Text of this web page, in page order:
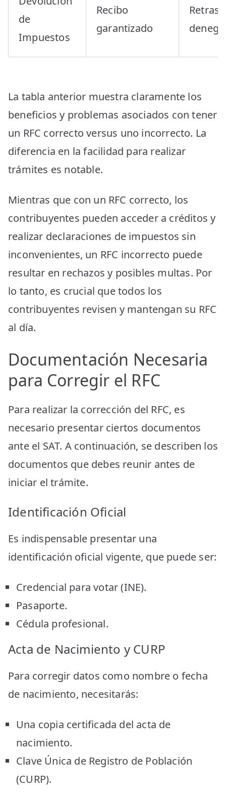
de
Impuestos
Recibo
garantizado
La tabla anterior muestra claramente los
beneficios y problemas asociados con tener
un RFC correcto versus uno incorrecto. La
diferencia en la facilidad para realizar
trámites es notable.
Mientras que con un RFC correcto, los
contribuyentes pueden acceder a créditos y
realizar declaraciones de impuestos sin
inconvenientes, un RFC incorrecto puede
resultar en rechazos y posibles multas. Por
lo tanto, es crucial que todos los
contribuyentes revisen y mantengan su RFC
al día.
Documentación Necesaria
para Corregir el RFC
Para realizar la corrección del RFC, es
necesario presentar ciertos documentos
ante el SAT. A continuación, se describen los
documentos que debes reunir antes de
iniciar el trámite.
Identificación Oficial
Es indispensable presentar una
identificación oficial vigente, que puede ser:
Credencial para votar (INE).
Pasaporte.
Cédula profesional.
Acta de Nacimiento y CURP
Para corregir datos como nombre o fecha
de nacimiento, necesitarás:
Una copia certificada del acta de
nacimiento.
Clave Única de Registro de Población
(CURP).